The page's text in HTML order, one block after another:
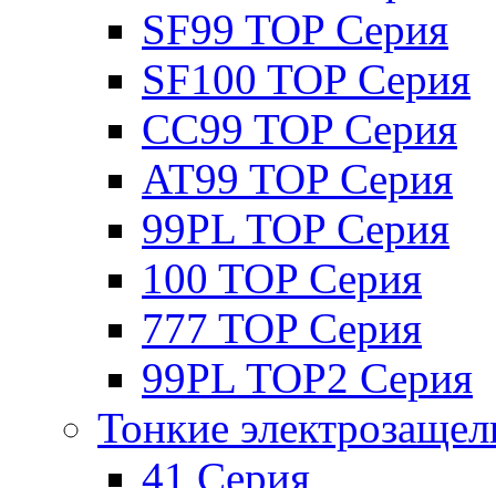
SF99 TOP Серия
SF100 TOP Серия
CC99 TOP Серия
AT99 TOP Серия
99PL TOP Серия
100 TOP Серия
777 TOP Серия
99PL TOP2 Серия
Тонкие
41 Серия